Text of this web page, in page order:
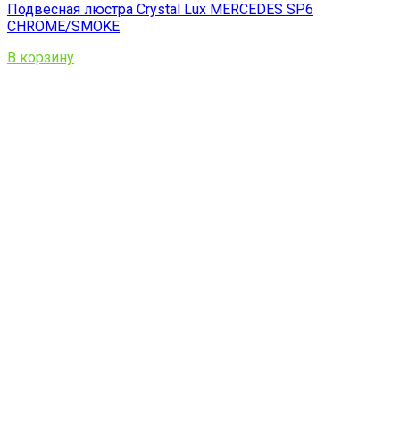
Подвесная люстра Crystal Lux MERCEDES SP6
CHROME/SMOKE
В корзину